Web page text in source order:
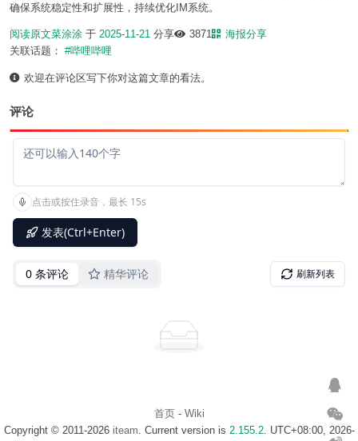
确保系统稳定性和扩展性，持续优化IM系统。
阅读原文菜涂涂 于 2025-11-21 分享 3871
海报分享
关联话题： #哔哩哔哩
欢迎在评论区写下你对这篇文章的看法。
评论
首页- Wiki
Copyright © 2011-2026 iteam. Current version is 2.155.2. UTC+08:00, 2026-